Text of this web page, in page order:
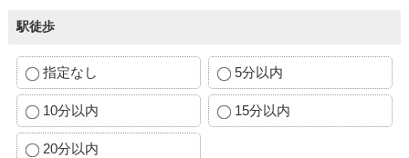
駅徒歩
指定なし 5分以内
10分以内 15分以内
20分以内